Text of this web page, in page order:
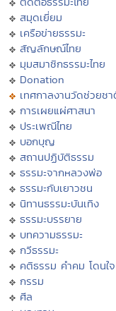
สมุดเยี่ยม
เครือข่ายธรรมะ
สัญลักษณ์ไทย
มุมสมาชิกธรรมะไทย
Donation
เทศกาลงานวัดช่วยช
การเผยแผ่ศาสนา
ประเพณีไทย
บอกบุญ
สถานปฏิบัติธรรม
ธรรมะจากหลวงพ่อ
ธรรมะกับเยาวชน
นิทานธรรมะบันเทิง
ธรรมะบรรยาย
บทความธรรมะ
กวีธรรมะ
คติธรรม คำคม โดนใจ
กรรม
ศีล